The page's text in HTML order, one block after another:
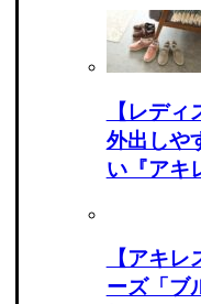
【レデ
外出しや
い『アキ
【アキ
ーズ「